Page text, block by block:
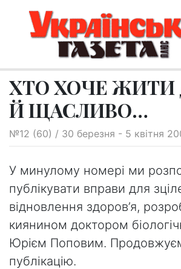
ХТО ХОЧЕ ЖИТИ
Й ЩАСЛИВО…
№12 (60) / 30 березня - 5 квітня
У минулому номері ми
публікувати вправи для
відновлення здоров’я,
киянином доктором
Юрієм Поповим.
публікацію.